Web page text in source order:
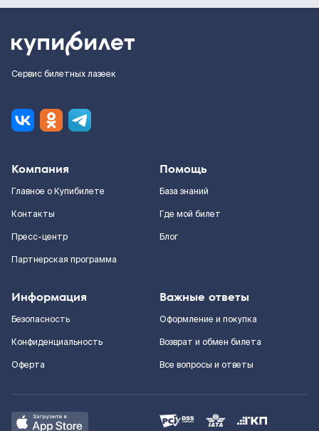
Сервис билетных лазеек
Компания
Главное о Купибилете
Контакты
Пресс-центр
Партнерская программа
Помощь
База знаний
Где мой билет
Блог
Информация
Безопасность
Конфиденциальность
Оферта
Важные ответы
Оформление и покупка
Возврат и обмен билета
Все вопросы и ответы